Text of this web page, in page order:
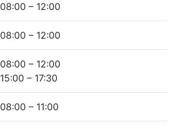
08:00 – 12:00
08:00 – 12:00
08:00 – 12:00
15:00 – 17:30
08:00 – 11:00